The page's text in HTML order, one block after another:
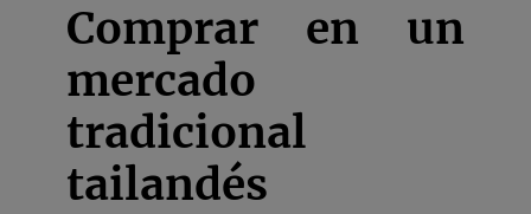
Comprar en un
mercado
tradicional
tailandés